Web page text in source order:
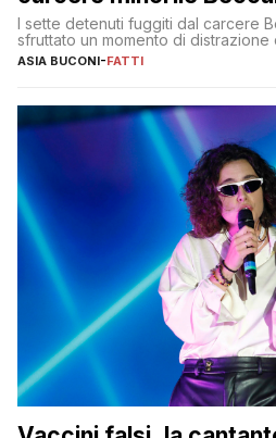
I sette detenuti fuggiti dal carcere
sfruttato un momento di
ASIA BUCONI-FATTI